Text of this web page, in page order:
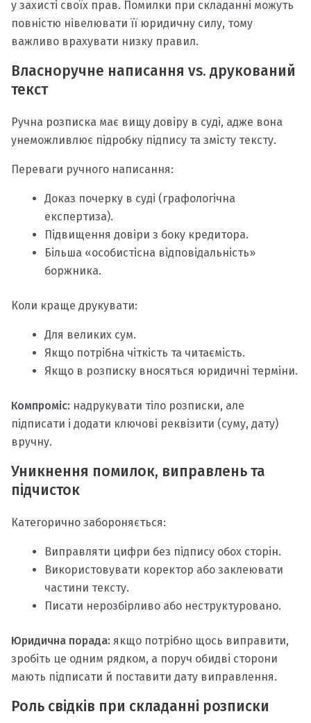
у захисті своїх прав. Помилки при складанні можуть
повністю нівелювати її юридичну силу, тому
важливо врахувати низку правил.
Власноручне написання vs. друкований
текст
Ручна розписка має вищу довіру в суді, адже вона
унеможливлює підробку підпису та змісту тексту.
Переваги ручного написання:
Доказ почерку в суді (графологічна
експертиза).
Підвищення довіри з боку кредитора.
Більша «особистісна відповідальність»
боржника.
Коли краще друкувати:
Для великих сум.
Якщо потрібна чіткість та читаємість.
Якщо в розписку вносяться юридичні терміни.
Компроміс: надрукувати тіло розписки, але
підписати і додати ключові реквізити (суму, дату)
вручну.
Уникнення помилок, виправлень та
підчисток
Категорично забороняється:
Виправляти цифри без підпису обох сторін.
Використовувати коректор або заклеювати
частини тексту.
Писати нерозбірливо або неструктуровано.
Юридична порада: якщо потрібно щось виправити,
зробіть це одним рядком, а поруч обидві сторони
мають підписати й поставити дату виправлення.
Роль свідків при складанні розписки